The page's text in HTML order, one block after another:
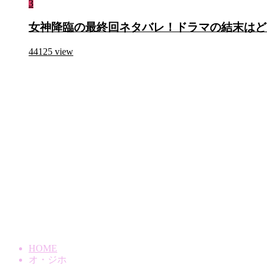
3
女神降臨の最終回ネタバレ！ドラマの結末は
44125 view
HOME
オ・ジホ